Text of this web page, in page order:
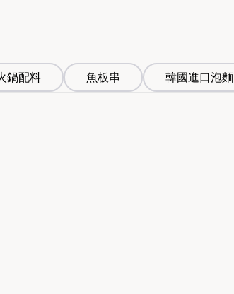
鍋配料 魚板串 韓國進口泡麵